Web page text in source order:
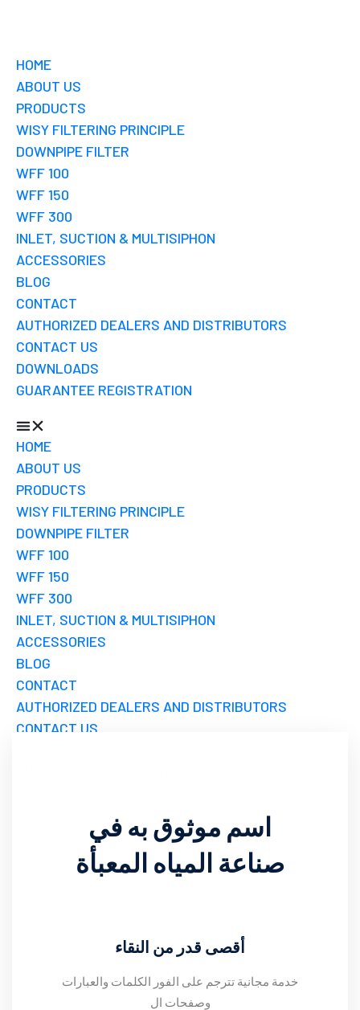
HOME
ABOUT US
PRODUCTS
WISY FILTERING PRINCIPLE
DOWNPIPE FILTER
WFF 100
WFF 150
WFF 300
INLET, SUCTION & MULTISIPHON
ACCESSORIES
BLOG
CONTACT
AUTHORIZED DEALERS AND DISTRIBUTORS
CONTACT US
DOWNLOADS
GUARANTEE REGISTRATION
HOME
ABOUT US
PRODUCTS
WISY FILTERING PRINCIPLE
DOWNPIPE FILTER
WFF 100
WFF 150
WFF 300
INLET, SUCTION & MULTISIPHON
ACCESSORIES
BLOG
CONTACT
AUTHORIZED DEALERS AND DISTRIBUTORS
CONTACT US
اسم موثوق به في
صناعة المياه المعبأة
أقصى قدر من النقاء
خدمة مجانية تترجم على الفور الكلمات والعبارات
وصفحات ال